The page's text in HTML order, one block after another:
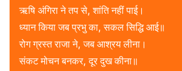
ऋषि अंगिरा ने तप से, शांति नहीं पाई।
ध्यान किया जब प्रभु का, सकल सिद्धि आई॥
रोग ग्रस्त राजा ने, जब आश्रय लीना।
संकट मोचन बनकर, दूर दुख कीना॥